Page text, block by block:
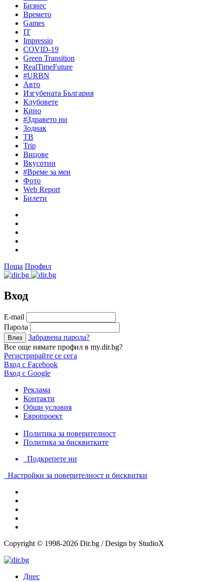
Бизнес
Времето
Games
IT
Impressio
COVID-19
Green Transition
RealTimeFuture
#URBN
Авто
Изгубената България
Клубовете
Кино
#Здравето ни
Зодиак
ТВ
Trip
Вицове
Вкусотии
#Време за мен
Фото
Web Report
Билети
Поща Профил
Вход
Е-mail
Парола
Забравена парола?
Все още нямате профил в my.dir.bg?
Регистрирайте се сега
Вход с Facebook
Вход с Google
Реклама
Контакти
Общи условия
Европроект
Политика за поверителност
Политика за бисквитките
Подкрепете ни
Настройки за поверителност и бисквитки
Copyright © 1998-2026 Dir.bg / Design by StudioX
Днес